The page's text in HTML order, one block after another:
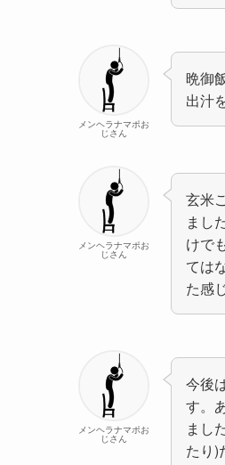
メンヘラナマポお
じさん
晩御
出汁
メンヘラナマポお
じさん
玄米
まし
けで
ては
た感
メンヘラナマポお
じさん
今後
す。
まし
たり)